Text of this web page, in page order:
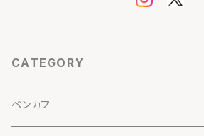
CATEGORY
ペンカフ